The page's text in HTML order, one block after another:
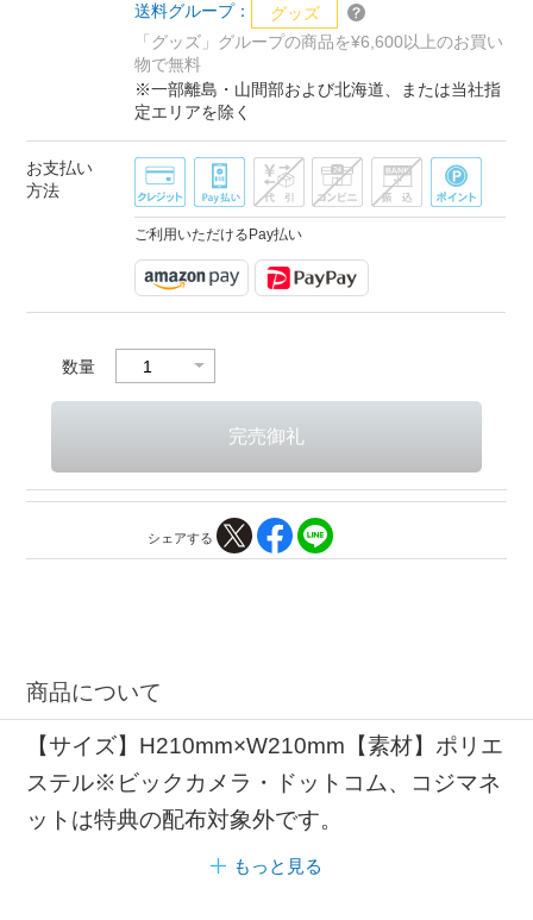
送料グループ：
グッズ
「グッズ」グループの商品を¥6,600以上のお買い
物で無料
※一部離島・山間部および北海道、または当社指
定エリアを除く
お支払い
方法
ご利用いただけるPay払い
数量
シェアする
商品について
【サイズ】H210mm×W210mm【素材】ポリエ
ステル※ビックカメラ・ドットコム、コジマネ
ットは特典の配布対象外です。
もっと見る